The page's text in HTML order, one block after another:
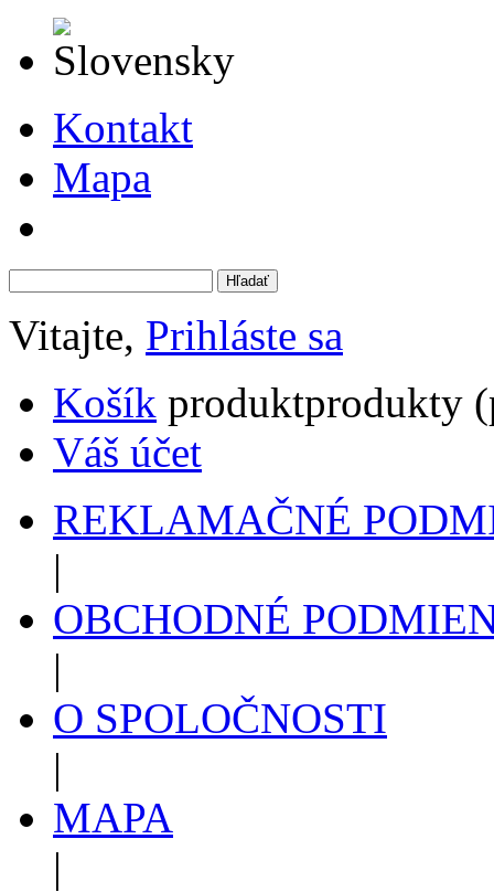
Kontakt
Mapa
Vitajte, Prihláste sa
Košík produktprodukty
Váš účet
REKLAMAČNÉ
|
OBCHODNÉ
|
O SPOLOČNOSTI
|
MAPA
|